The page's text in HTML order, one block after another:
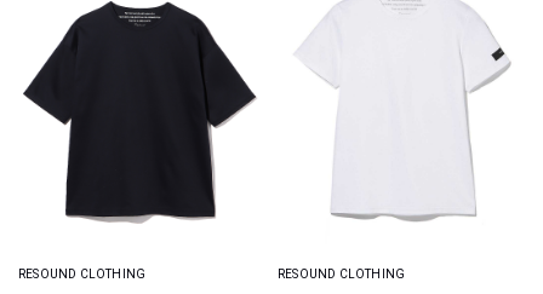
RESOUND CLOTHING RESOUND CLOTHING